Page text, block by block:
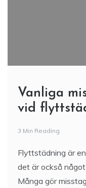
Vanliga
vid
3 Min Reading
Flyttstädning är
det är också
Många gör